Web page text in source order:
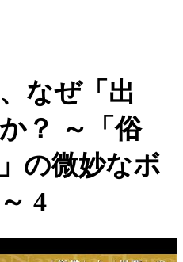
なぜ「出
？ ～「俗
の微妙なボ
4